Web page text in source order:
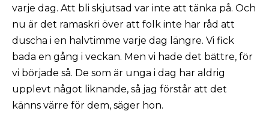
varje dag. Att bli skjutsad var inte att tänka på. Och
nu är det ramaskri över att folk inte har råd att
duscha i en halvtimme varje dag längre. Vi fick
bada en gång i veckan. Men vi hade det bättre, för
vi började så. De som är unga i dag har aldrig
upplevt något liknande, så jag förstår att det
känns värre för dem, säger hon.